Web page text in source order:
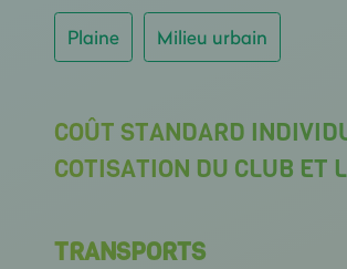
Plaine Milieu urbain
COÛT STANDARD
COTISATION DU CLUB ET
TRANSPORTS